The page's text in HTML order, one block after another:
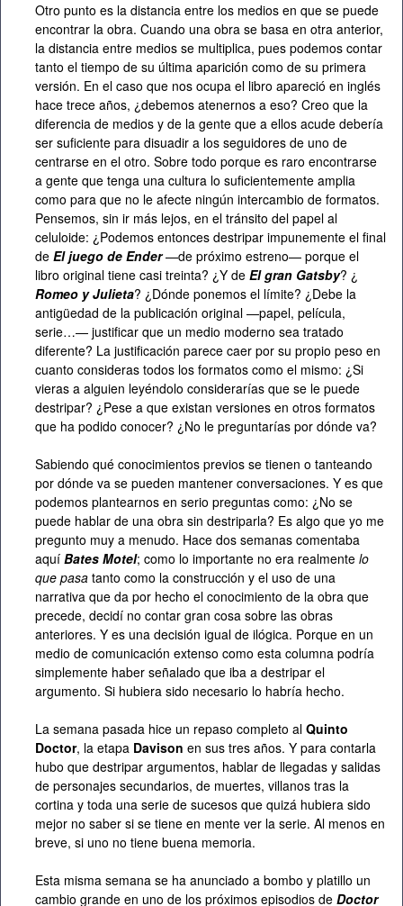
Otro punto es la distancia entre los medios en que se puede
encontrar la obra. Cuando una obra se basa en otra anterior,
la distancia entre medios se multiplica, pues podemos contar
tanto el tiempo de su última aparición como de su primera
versión. En el caso que nos ocupa el libro apareció en inglés
hace trece años, ¿debemos atenernos a eso? Creo que la
diferencia de medios y de la gente que a ellos acude debería
ser suficiente para disuadir a los seguidores de uno de
centrarse en el otro. Sobre todo porque es raro encontrarse
a gente que tenga una cultura lo suficientemente amplia
como para que no le afecte ningún intercambio de formatos.
Pensemos, sin ir más lejos, en el tránsito del papel al
celuloide: ¿Podemos entonces destripar impunemente el final
de El juego de Ender—de próximo estreno— porque el
libro original tiene casi treinta? ¿Y de El gran Gatsby? ¿
Romeo y Julieta? ¿Dónde ponemos el límite? ¿Debe la
antigüedad de la publicación original —papel, película,
serie…— justificar que un medio moderno sea tratado
diferente? La justificación parece caer por su propio peso en
cuanto consideras todos los formatos como el mismo: ¿Si
vieras a alguien leyéndolo considerarías que se le puede
destripar? ¿Pese a que existan versiones en otros formatos
que ha podido conocer? ¿No le preguntarías por dónde va?
Sabiendo qué conocimientos previos se tienen o tanteando
por dónde va se pueden mantener conversaciones. Y es que
podemos plantearnos en serio preguntas como: ¿No se
puede hablar de una obra sin destriparla? Es algo que yo me
pregunto muy a menudo. Hace dos semanas comentaba
aquí Bates Motel; como lo importante no era realmente lo
que pasa tanto como la construcción y el uso de una
narrativa que da por hecho el conocimiento de la obra que
precede, decidí no contar gran cosa sobre las obras
anteriores. Y es una decisión igual de ilógica. Porque en un
medio de comunicación extenso como esta columna podría
simplemente haber señalado que iba a destripar el
argumento. Si hubiera sido necesario lo habría hecho.
La semana pasada hice un repaso completo al Quinto
Doctor, la etapa Davison en sus tres años. Y para contarla
hubo que destripar argumentos, hablar de llegadas y salidas
de personajes secundarios, de muertes, villanos tras la
cortina y toda una serie de sucesos que quizá hubiera sido
mejor no saber si se tiene en mente ver la serie. Al menos en
breve, si uno no tiene buena memoria.
Esta misma semana se ha anunciado a bombo y platillo un
cambio grande en uno de los próximos episodios de Doctor